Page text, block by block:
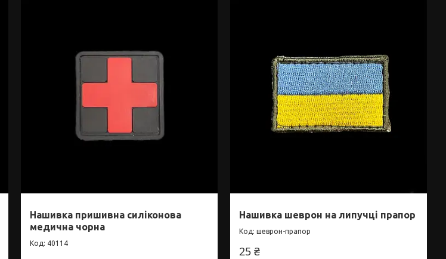
Нашивка пришивна силіконова
медична чорна
40114
Нашивка шеврон на липучці прапор
шеврон-прапор
25 ₴